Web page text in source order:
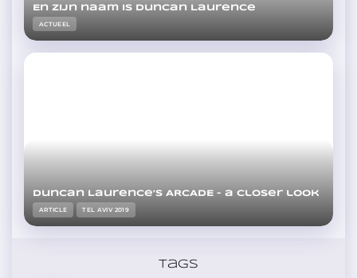
En zijn naam is Duncan Laurence
ACTUEEL
Duncan Laurence’s ARCADE – a closer look
ARTICLE TEL AVIV 2019
Tags